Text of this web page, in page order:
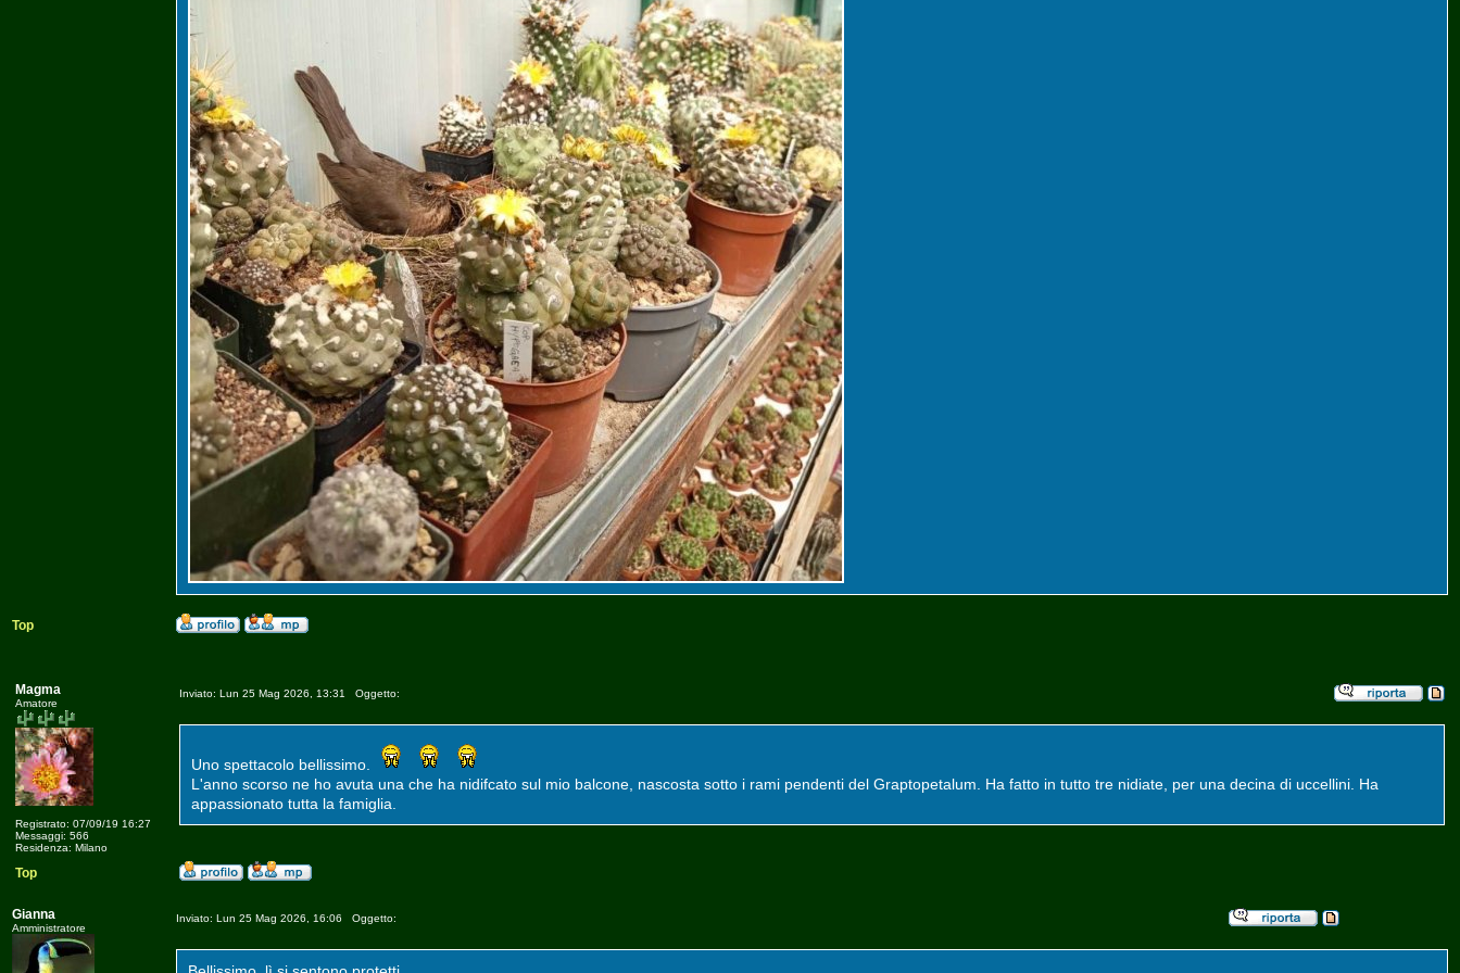
Top
Magma
Amatore
Registrato: 07/09/19 16:27
Messaggi: 566
Residenza: Milano
Inviato: Lun 25 Mag 2026, 13:31 Oggetto:
Uno spettacolo bellissimo.
L'anno scorso ne ho avuta una che ha nidifcato sul mio balcone, nascosta sotto i rami pendenti del Graptopetalum. Ha fatto in tutto tre nidiate, per una decina di uccellini. Ha
appassionato tutta la famiglia.
Top
Gianna
Amministratore
Inviato: Lun 25 Mag 2026, 16:06 Oggetto: